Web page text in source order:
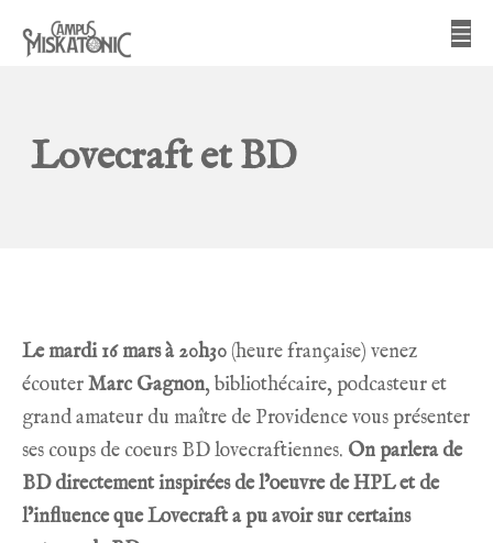
contenu
Campus Miskatonic
Lovecraft et BD
Le mardi 16 mars à 20h30 (heure française) venez
écouterMarc Gagnon, bibliothécaire, podcasteur et
grand amateur du maître de Providence vous présenter
ses coups de coeurs BD lovecraftiennes. On parlera de
BD directement inspirées de l’oeuvre de HPL et de
l’influence que Lovecraft a pu avoir sur certains